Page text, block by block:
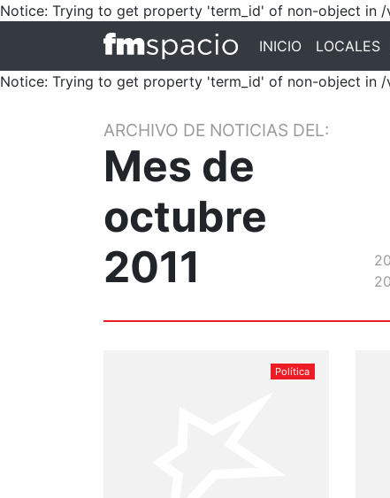
Notice: Trying to get property 'term_id' of non-object in
INICIO
LOCALES
Notice: Trying to get property 'term_id' of non-object in
ARCHIVO DE NOTICIAS DEL:
Mes de
octubre
2011
Política